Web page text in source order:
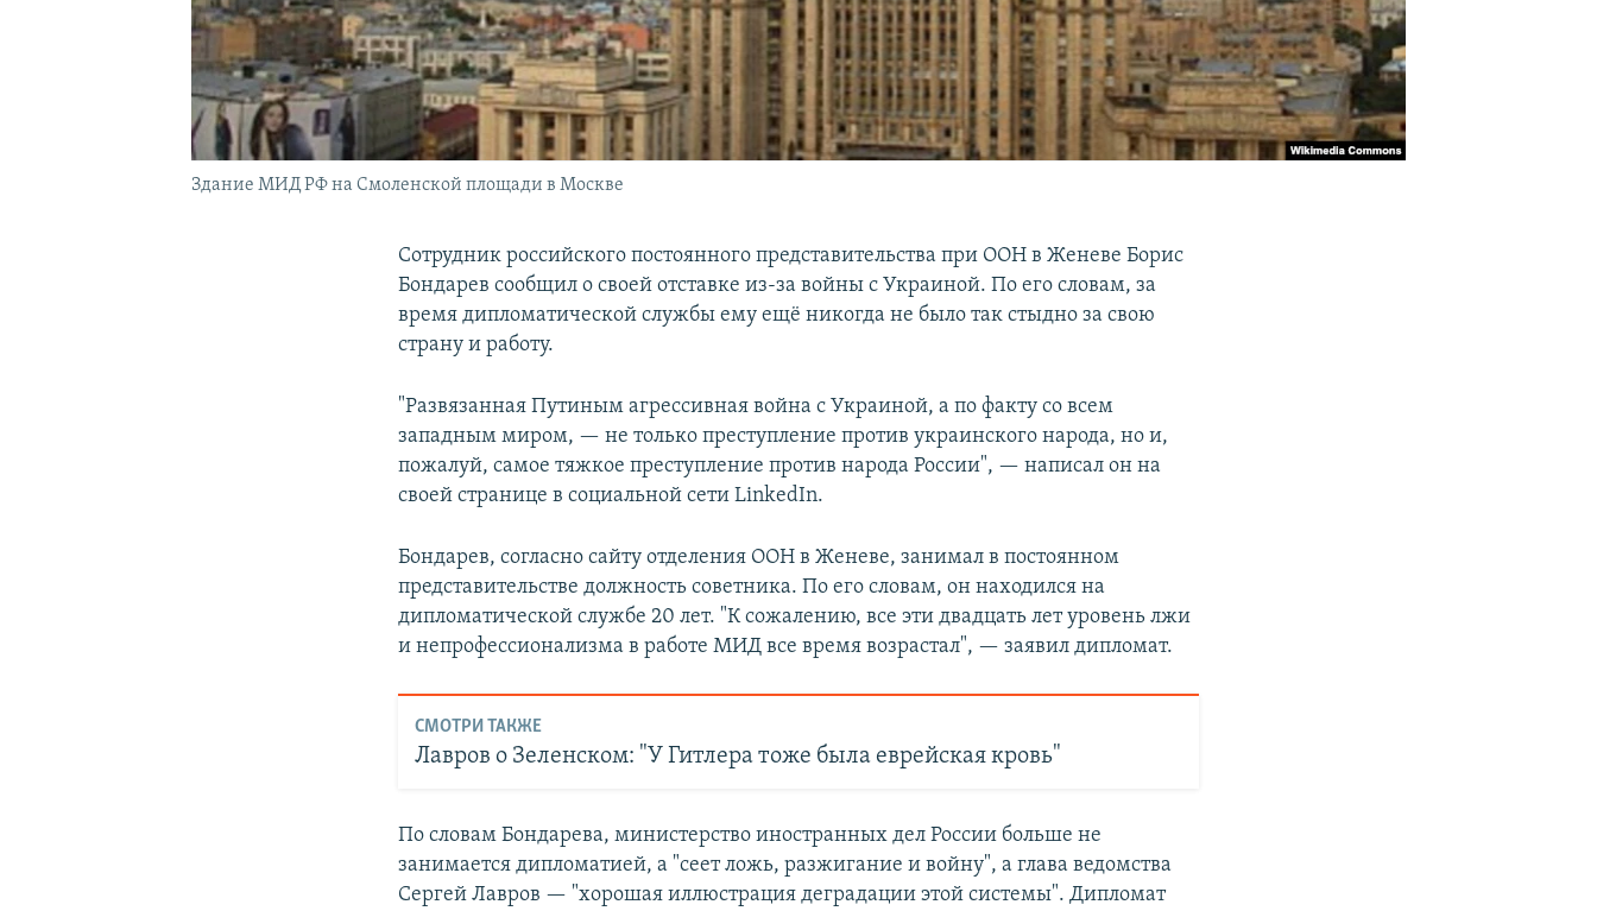
Здание МИД РФ на Смоленской площади в Москве
Сотрудник российского постоянного представительства при ООН в Женеве Борис
Бондарев сообщил о своей отставке из-за войны с Украиной. По его словам, за
время дипломатической службы ему ещё никогда не было так стыдно за свою
страну и работу.
"Развязанная Путиным агрессивная война с Украиной, а по факту со всем
западным миром, — не только преступление против украинского народа, но и,
пожалуй, самое тяжкое преступление против народа России", — написал он на
своей странице в социальной сети LinkedIn.
Бондарев, согласно сайту отделения ООН в Женеве, занимал в постоянном
представительстве должность советника. По его словам, он находился на
дипломатической службе 20 лет. "К сожалению, все эти двадцать лет уровень лжи
и непрофессионализма в работе МИД все время возрастал", — заявил дипломат.
СМОТРИ ТАКЖЕ
Лавров о Зеленском: "У Гитлера тоже была еврейская кровь"
По словам Бондарева, министерство иностранных дел России больше не
занимается дипломатией, а "сеет ложь, разжигание и войну", а глава ведомства
Сергей Лавров — "хорошая иллюстрация деградации этой системы". Дипломат